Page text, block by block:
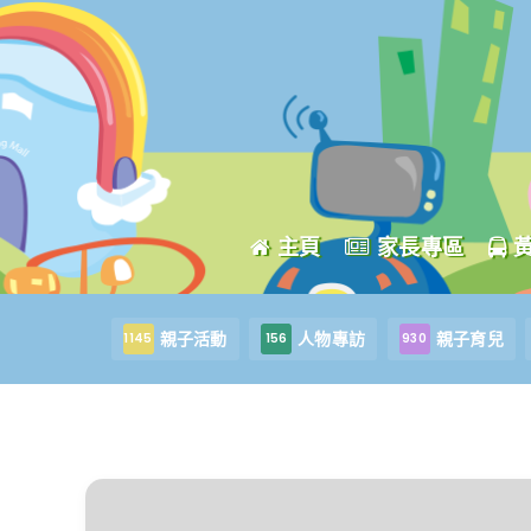
主頁 家長專區
1145 親子活動 156 人物專訪 930 親子育兒